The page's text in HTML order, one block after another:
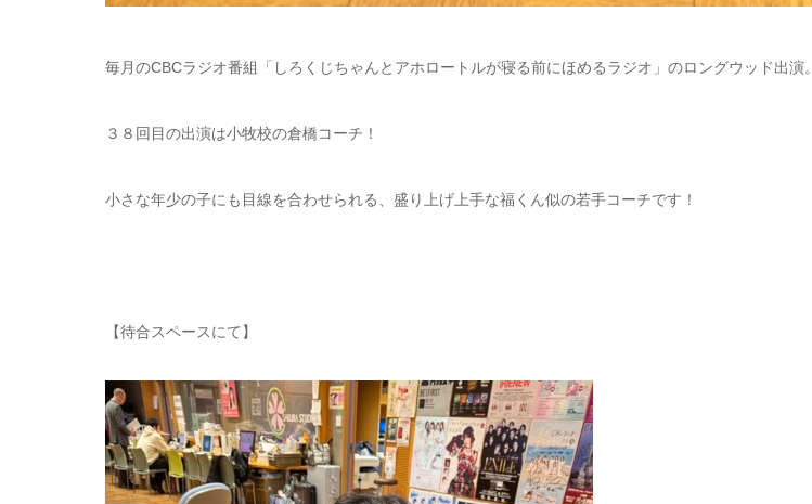
毎月のCBCラジオ番組「しろくじちゃんとアホロートルが寝る前にほめるラジオ」のロングウッド出演。
３８回目の出演は小牧校の倉橋コーチ！
小さな年少の子にも目線を合わせられる、盛り上げ上手な福くん似の若手コーチです！
【待合スペースにて】